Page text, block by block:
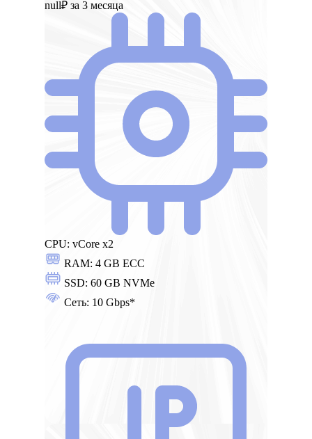
null₽ за 3 месяца
CPU: vCore x2
RAM: 4 GB ECC
SSD: 60 GB NVMe
Сеть: 10 Gbps*